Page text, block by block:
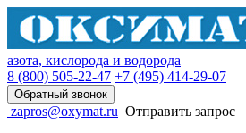
азота, кислорода и водорода
8 (800) 505-22-47 +7 (495) 414-29-07
Обратный звонок
zapros@oxymat.ru Отправить запрос